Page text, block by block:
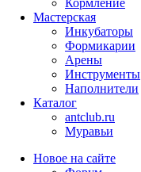
Кормление
Мастерская
Инкубаторы
Формикарии
Арены
Инструменты
Наполнители
Каталог
antclub.ru
Муравьи
Новое на сайте